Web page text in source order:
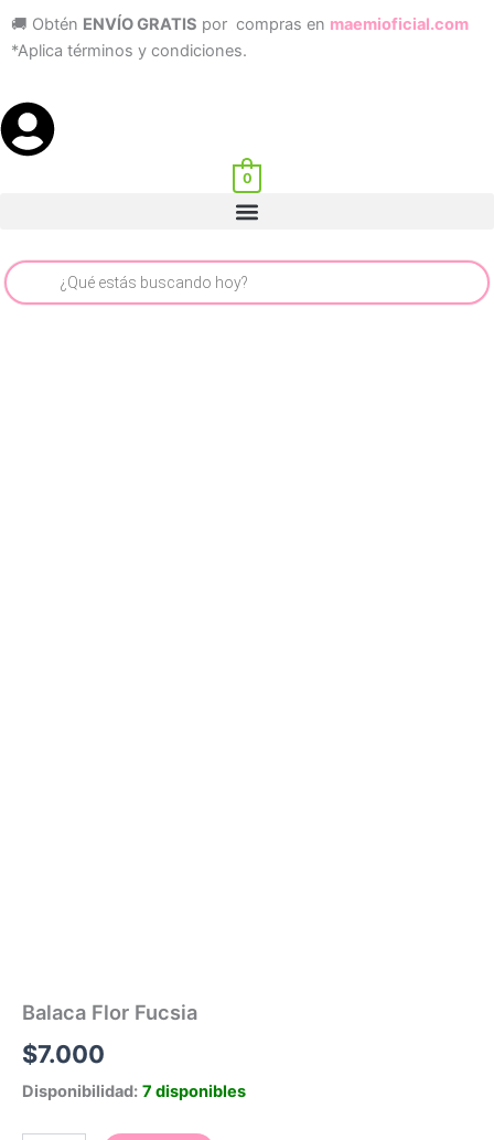
contenido
🚚 Obtén ENVÍO GRATIS por compras en maemioficial.com
*Aplica términos y condiciones.
0
Menu
Búsqueda
de
productos
Balaca Flor Fucsia
$7.000
Disponibilidad: 7 disponibles